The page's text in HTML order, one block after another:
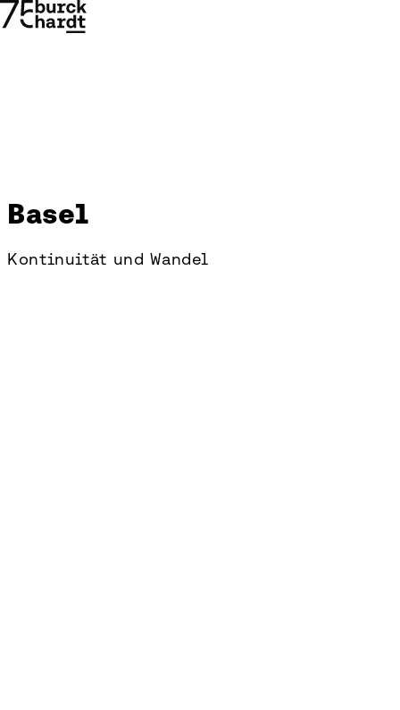
Basel
Basel
Kontinuität und Wandel